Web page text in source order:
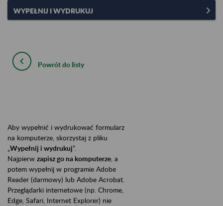
WYPEŁNIJ I WYDRUKUJ
Powrót do listy
Aby wypełnić i wydrukować formularz
na komputerze, skorzystaj z pliku
„Wypełnij i wydrukuj”.
Najpierw zapisz go na komputerze , a
potem wypełnij w programie Adobe
Reader (darmowy) lub Adobe Acrobat.
Przeglądarki internetowe (np. Chrome,
Edge, Safari, Internet Explorer) nie